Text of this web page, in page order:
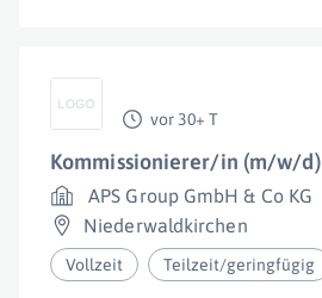
vor 30+ T
Kommissionierer/in (m/w/d)
APS Group GmbH & Co KG
Niederwaldkirchen
Vollzeit Teilzeit/geringfügig